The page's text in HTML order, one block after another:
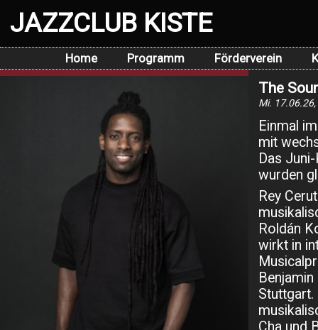
JAZZCLUB KISTE
Home Programm Förderverein
The
Mi. 17.06.26,
Einmal
mit
Das
wurden
Rey
Roldán
wirkt in
Stuttgart.